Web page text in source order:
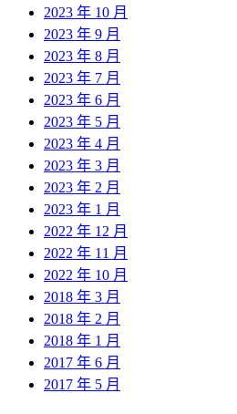
2023 年 10 月
2023 年 9 月
2023 年 8 月
2023 年 7 月
2023 年 6 月
2023 年 5 月
2023 年 4 月
2023 年 3 月
2023 年 2 月
2023 年 1 月
2022 年 12 月
2022 年 11 月
2022 年 10 月
2018 年 3 月
2018 年 2 月
2018 年 1 月
2017 年 6 月
2017 年 5 月